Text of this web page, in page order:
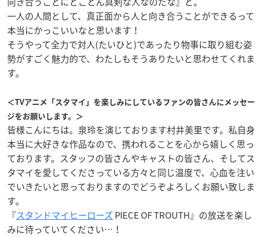
一人の人間として、真正面から人と向き合うことができるって
本当にかっこいいなと思います！
そうやって全力で対人(たいひと)であったり物事に取り組む姿
勢がすごく魅力的で、わたしもそうありたいと思わせてくれま
す。
＜TVアニメ「スタマイ」を楽しみにしているファンの皆さんにメッセー
ジをお願いします。＞
皆様こんにちは。泉玲を演じております村井美里です。私自身
本当に大好きな作品なので、携われることを心から嬉しく思っ
ております。スタッフの皆さんやキャストの皆さん、そしてス
タマイを愛してくださっている方々と同じ温度で、心血を注い
でいきたいと思っておりますのでどうぞよろしくお願い致しま
す。
『スタンドマイヒーローズ PIECE OF TROUTH』の放送を楽し
みに待っていてください…！